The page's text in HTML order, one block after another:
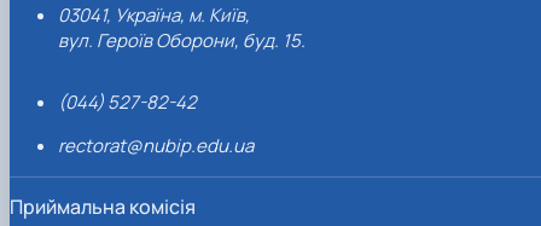
03041, Україна, м. Київ,
вул. Героїв Оборони, буд. 15.
(044) 527-82-42
rectorat@nubip.edu.ua
Приймальна комісія